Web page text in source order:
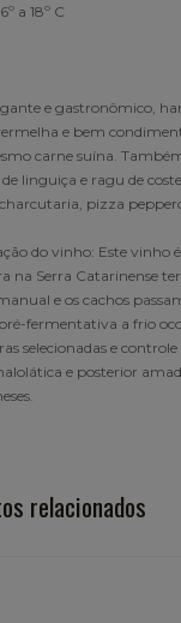
a 18º C
e gastronômico,
e bem
carne suína.
linguiça e ragu de
pizza
do vinho: Este vinho
na Serra Catarinense
e os cachos
fermentativa a frio
selecionadas e
e posterior
relacionados